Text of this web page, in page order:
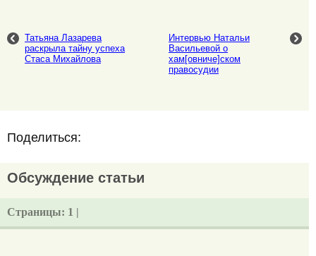
Татьяна Лазарева
раскрыла тайну успеха
Стаса Михайлова
Интервью Натальи
Васильевой о
хам[овниче]ском
правосудии
Поделиться:
Обсуждение статьи
Страницы: 1 |